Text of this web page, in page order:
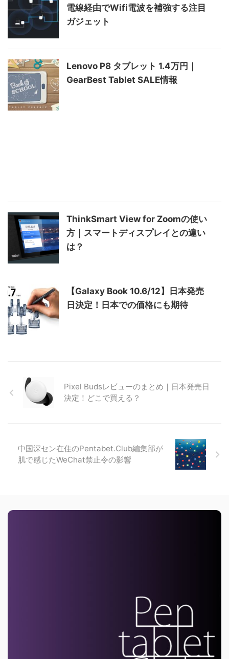
電線経由でWifi電波を補強する注目
ガジェット
Lenovo P8 タブレット 1.4万円｜
GearBest Tablet SALE情報
ThinkSmart View for Zoomの使い
方｜スマートディスプレイとの違い
は？
【Galaxy Book 10.6/12】日本発売
日決定！日本での価格にも期待
Pixel Budsレビューのまとめ｜日本発売日
決定！どこで買える？
中国深セン在住のPentabet.Club編集部が
肌で感じたWeChat禁止令の影響